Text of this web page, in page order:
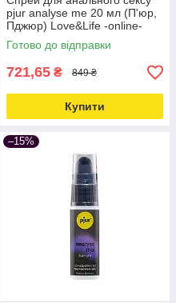
pjur analyse me 20 мл (П'юр,
Пджюр) Love&Life -online-
multimarket-
Готово до відправки
721,65 ₴ 849 ₴
Купити
–15%